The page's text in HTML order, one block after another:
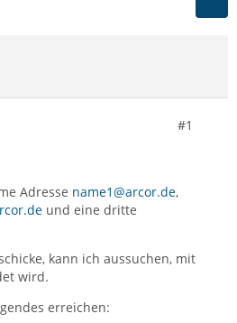
#1
Adresse name1@arcor.de,
und eine dritte
kann ich aussuchen, mit
wird.
erreichen: